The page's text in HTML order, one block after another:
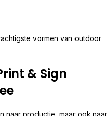
vormen van outdoor
& Sign
naar productie, maar ook naar